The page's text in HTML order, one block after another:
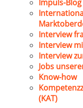
Impuls-Blog
Interview
Interview
Interview
Jobs
Know-how
(KAT)